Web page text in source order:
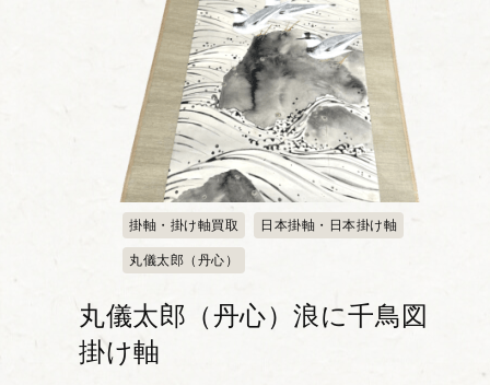
掛軸・掛け軸買取 日本掛軸・日本掛け軸
丸儀太郎（丹心）
丸儀太郎（丹心）浪に千鳥図
掛け軸